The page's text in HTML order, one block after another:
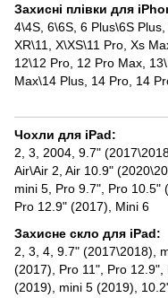
Захисні плівки для
4\4S 6\6S 6 Plus\6S Plus
XR\11
X\XS\11 Pro Xs
12\12 Pro 12 Pro Max
Max\14 Plus 14 Pro 14
Чохли для iPad:
2, 3, 2004 9.7"
Air\Air 2 Air 10.9"
mini 5 Pro 9.7" Pro 10.5"
Pro 12.9" (2017)
Mini 6
Захисне скло для iPad:
2, 3, 4 9.7" (2017\2018)
(2017)
Pro 11" Pro 12.9"
(2019)
mini 5 (2019)